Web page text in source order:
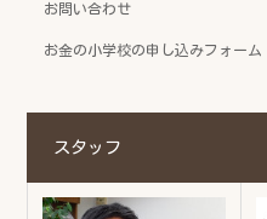
お問い合わせ
お金の小学校の申し込みフォーム
スタッフ